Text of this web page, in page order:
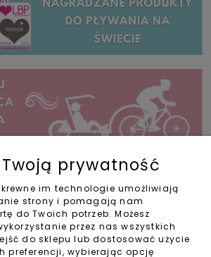
Zakupy
Pomoc
prywatność
im technologie umożliwiają
strony i pomagają nam
do Twoich potrzeb. Możesz
przez nas wszystkich
do sklepu lub dostosować użycie
preferencji, wybierając opcję